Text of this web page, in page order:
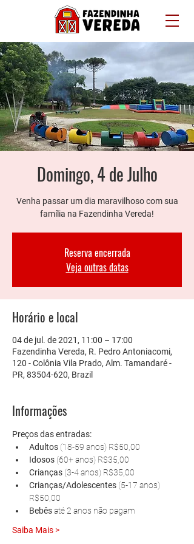
Domingo, 4 de Julho
Venha passar um dia maravilhoso com sua
família na Fazendinha Vereda!
Reserva encerrada
Veja outras datas
Horário e local
04 de jul. de 2021, 11:00 – 17:00
Fazendinha Vereda, R. Pedro Antoniacomi,
120 - Colônia Vila Prado, Alm. Tamandaré -
PR, 83504-620, Brazil
Informações
Preços das entradas:
Adultos (18-59 anos) R$50,00
Idosos (60+ anos) R$35,00
Crianças (3-4 anos) R$35,00
Crianças/Adolescentes (5-17 anos)
R$50,00
Bebês até 2 anos não pagam
Saiba Mais >